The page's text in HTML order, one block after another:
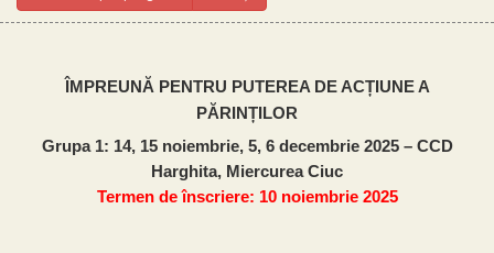
ÎMPREUNĂ PENTRU PUTEREA DE ACȚIUNE A
PĂRINȚILOR
Grupa 1: 14, 15 noiembrie, 5, 6 decembrie 2025 – CCD
Harghita, Miercurea Ciuc
Termen de înscriere: 10 noiembrie 2025